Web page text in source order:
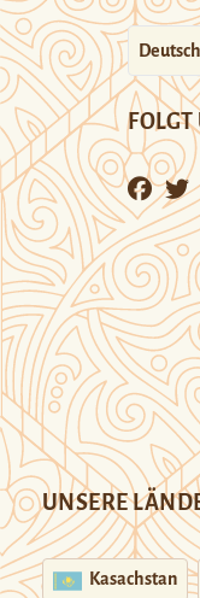
Deutsch
FOLGT
UNSERE
Kasachstan